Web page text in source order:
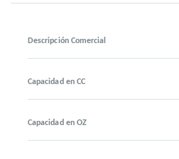
Descripción Comercial
Capacidad en CC
Capacidad en OZ